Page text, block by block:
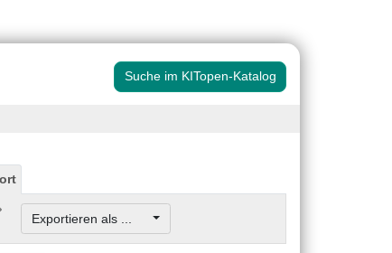
Suche im KITopen-Katalog
Exportieren als ...